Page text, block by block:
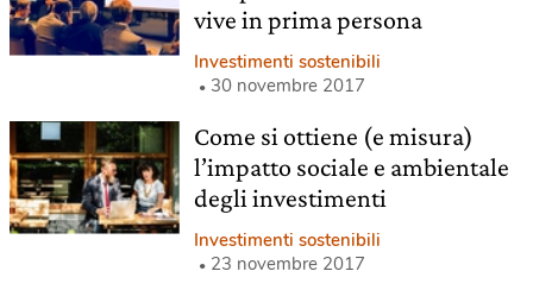
vive in prima persona
Investimenti sostenibili
30 novembre 2017
Come si ottiene (e misura)
l’impatto sociale e ambientale
degli investimenti
Investimenti sostenibili
23 novembre 2017